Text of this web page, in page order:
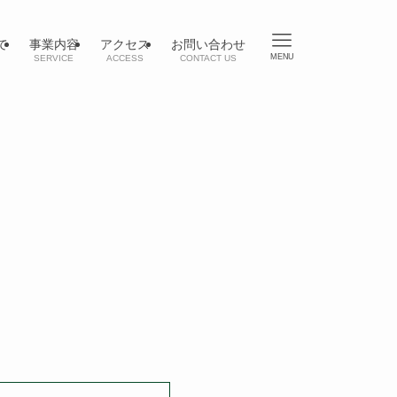
事業内容
SERVICE
アクセス
ACCESS
お問い合わせ
CONTACT US MENU